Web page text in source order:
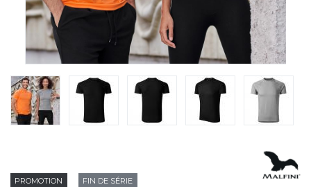
LA SOCIÉTÉ
SERVICES
ROADSHOWS, FORUM DES EXPERTS
MARQUES & CERTIFICATS
TECHNIQUES MARQUAGE
BLOG
PROMOTION FIN DE SÉRIE